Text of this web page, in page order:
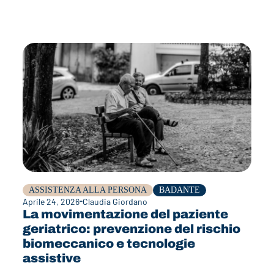
ASSISTENZA ALLA PERSONA BADANTE
Aprile 24, 2026 Claudia Giordano
La movimentazione del paziente
geriatrico: prevenzione del rischio
biomeccanico e tecnologie
assistive